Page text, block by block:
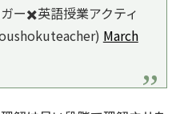
ー✖️英語授業アクティ
March